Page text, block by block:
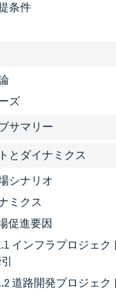
条件
ズ
サマリー
とダイナミクス
シナリオ
ミクス
促進要因
インフラプロジェ
道路開発プロジェ